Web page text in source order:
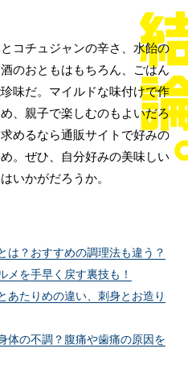
コチュジャンの辛さ、水飴の
のおともはもちろん、ごはん
味だ。マイルドな味付けで作
、親子で楽しむのもよいだろ
めるなら通販サイトで好みの
。ぜひ、自分好みの美味しい
いかがだろうか。
は？おすすめの調理法も違う？
メを手早く戻す裏技も！
あたりめの違い、刺身とお造り
体の不調？腹痛や歯痛の原因を